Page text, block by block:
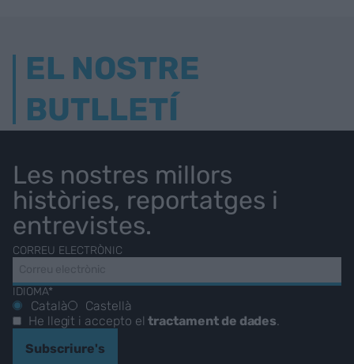
EL NOSTRE
BUTLLETÍ
Les nostres millors
històries, reportatges i
entrevistes.
CORREU ELECTRÒNIC
IDIOMA*
Català
Castellà
He llegit i accepto eltractament de dades.
Subscriure's